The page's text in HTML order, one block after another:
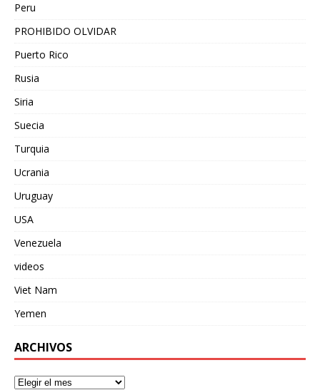
Peru
PROHIBIDO OLVIDAR
Puerto Rico
Rusia
Siria
Suecia
Turquia
Ucrania
Uruguay
USA
Venezuela
videos
Viet Nam
Yemen
ARCHIVOS